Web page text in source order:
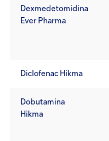
Dexmedetomidina
Ever Pharma
Diclofenac Hikma
Dobutamina
Hikma